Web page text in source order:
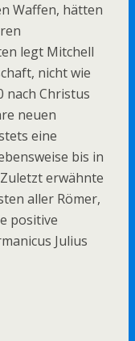
Waffen, hätten
legt Mitchell
nicht wie
nach Christus
neuen
eine
bis in
erwähnte
aller Römer,
positive
Julius